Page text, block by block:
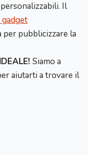
Il
per pubblicizzare la
Siamo a
aiutarti a trovare il